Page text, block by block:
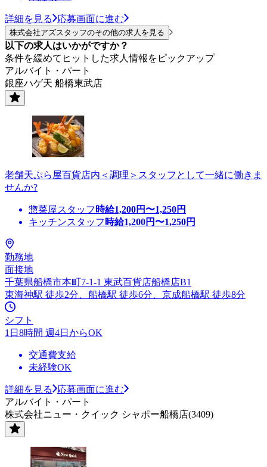
詳細を見る 応募画面に進む
株式会社アズスタッフのその他の求人を見る
以下の求人はいかがですか？
条件を緩めてヒットした求人情報をピックアップ
アルバイト・パート
銀座ハゲ天 船橋東武店
老舗天ぷら屋百貨店内＜調理＞スタッフとして一緒に働きま
せんか?
惣菜屋スタッフ 時給1,200円〜1,250円
キッチンスタッフ 時給1,200円〜1,250円
勤務地
面接地
千葉県船橋市本町7-1-1 東武百貨店船橋店B1
東海神駅 徒歩2分、船橋駅 徒歩6分、京成船橋駅 徒歩8分
シフト
1日8時間 週4日からOK
交通費支給
未経験OK
詳細を見る
応募画面に進む
アルバイト・パート
株式会社ニュー・クイック シャポー船橋店(3409)